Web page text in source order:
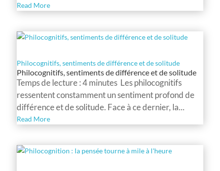
Read More
Philocognitifs, sentiments de différence et de solitude
Philocognitifs, sentiments de différence et de solitude
Temps de lecture : 4 minutes Les philocognitifs
ressentent constamment un sentiment profond de
différence et de solitude. Face à ce dernier, la...
Read More